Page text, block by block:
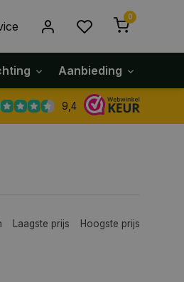
0
Aanbieding
9,4
Laagste prijs Hoogste prijs